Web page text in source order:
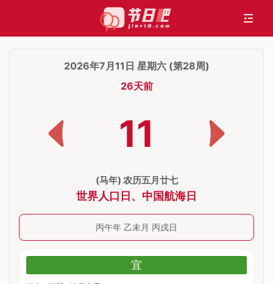
2026年7月11日 星期六 (第28周)
26天前
11
(马年) 农历五月廿七
世界人口日 、 中国航海日
丙午年 乙未月 丙戌日
宜